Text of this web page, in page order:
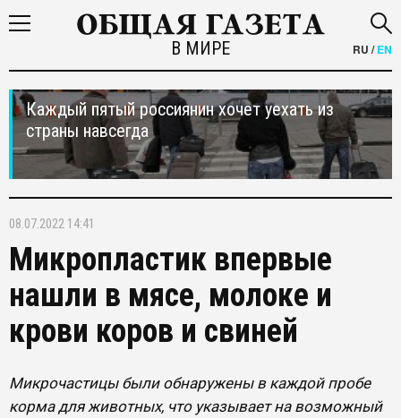
В МИРЕ RU /EN
Каждый пятый россиянин хочет уехать из
страны навсегда
08.07.2022 14:41
Микропластик впервые
нашли в мясе, молоке и
крови коров и свиней
Микрочастицы были обнаружены в каждой пробе
корма для животных, что указывает на возможный